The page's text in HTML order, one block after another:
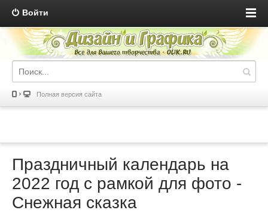
Войти
Полная версия сайта
Праздничный календарь на
2022 год с рамкой для фото -
Снежная сказка